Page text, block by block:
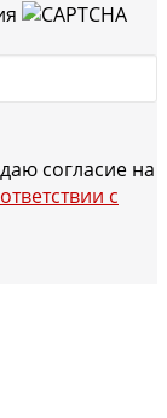
согласие на
с